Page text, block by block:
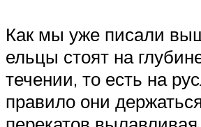
Как мы уже писали
ельцы стоят на
течении, то есть на
правило они